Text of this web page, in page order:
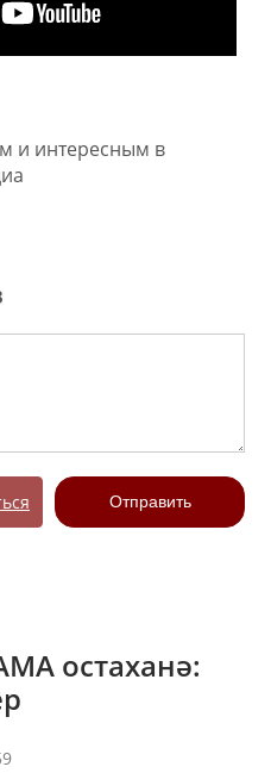
и интересным в
Отправить
остаханә: